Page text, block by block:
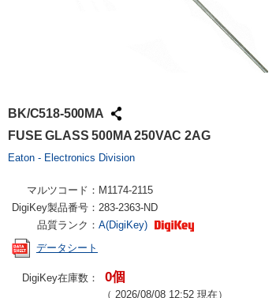
BK/C518-500MA
FUSE GLASS 500MA 250VAC 2AG
Eaton - Electronics Division
マルツコード： M1174-2115
DigiKey製品番号： 283-2363-ND
品質ランク： A(DigiKey)
データシート
DigiKey在庫数： 0個
（ 2026/08/08 12:52 現在）